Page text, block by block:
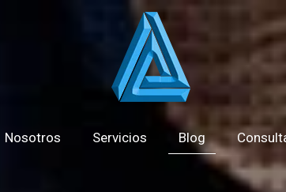
Nosotros Servicios Blog